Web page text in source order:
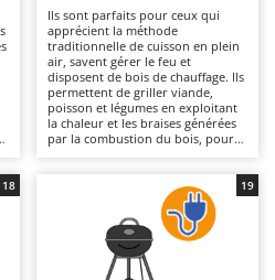
- Scies à bûches
Ils sont parfaits pour ceux qui
apprécient la méthode
traditionnelle de cuisson en plein
air, savent gérer le feu et
disposent de bois de chauffage. Ils
permettent de griller viande,
poisson et légumes en exploitant
la chaleur et les braises générées
par la combustion du bois, pour
Par rapport aux modèles à gaz, ils
nécessitent davantage
d’expérience dans la gestion de la
flamme et des temps de
préparation plus longs, mais
offrent une cuisson authentique,
18 19